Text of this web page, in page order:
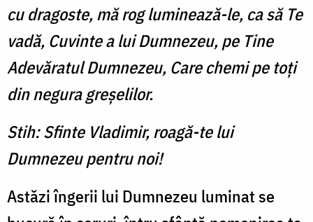
cu dragoste, mă rog luminează-le, ca să Te
vadă, Cuvinte a lui Dumnezeu, pe Tine
Adevăratul Dumnezeu, Care chemi pe toţi
din negura greşelilor.
Stih: Sfinte Vladimir, roagă-te lui
Dumnezeu pentru noi!
Astăzi îngerii lui Dumnezeu luminat se